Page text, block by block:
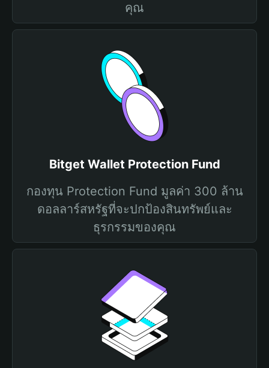
คุณ
Bitget Wallet Protection Fund
กองทุน Protection Fund มูลค่า 300 ล้าน
ดอลลาร์สหรัฐที่จะปกป้องสินทรัพย์และ
ธุรกรรมของคุณ